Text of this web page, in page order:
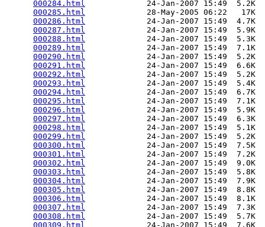
000284.html
             24-Jan-2007 15:49  5.2K
000285.html
             28-May-2005 06:22   17K
000286.html
             24-Jan-2007 15:49  4.7K
000287.html
             24-Jan-2007 15:49  5.9K
000288.html
             24-Jan-2007 15:49  5.3K
000289.html
             24-Jan-2007 15:49  7.1K
000290.html
             24-Jan-2007 15:49  5.2K
000291.html
             24-Jan-2007 15:49  6.6K
000292.html
             24-Jan-2007 15:49  5.2K
000293.html
             24-Jan-2007 15:49  5.4K
000294.html
             24-Jan-2007 15:49  6.7K
000295.html
             24-Jan-2007 15:49  7.1K
000296.html
             24-Jan-2007 15:49  5.9K
000297.html
             24-Jan-2007 15:49  6.3K
000298.html
             24-Jan-2007 15:49  5.1K
000299.html
             24-Jan-2007 15:49  5.2K
000300.html
             24-Jan-2007 15:49  7.5K
000301.html
             24-Jan-2007 15:49  7.2K
000302.html
             24-Jan-2007 15:49  9.0K
000303.html
             24-Jan-2007 15:49  5.8K
000304.html
             24-Jan-2007 15:49  7.9K
000305.html
             24-Jan-2007 15:49  8.8K
000306.html
             24-Jan-2007 15:49  8.1K
000307.html
             24-Jan-2007 15:49  7.3K
000308.html
             24-Jan-2007 15:49  5.7K
000309.html
             24-Jan-2007 15:49  7.6K